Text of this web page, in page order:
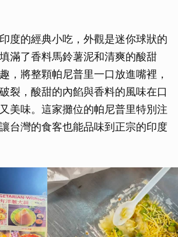
度的經典小吃，外觀是迷你球狀的
滿了香料馬鈴薯泥和清爽的酸甜
，將整顆帕尼普里一口放進嘴裡，
裂，酸甜的內餡與香料的風味在口
美味。這家攤位的帕尼普里特別注
台灣的食客也能品味到正宗的印度